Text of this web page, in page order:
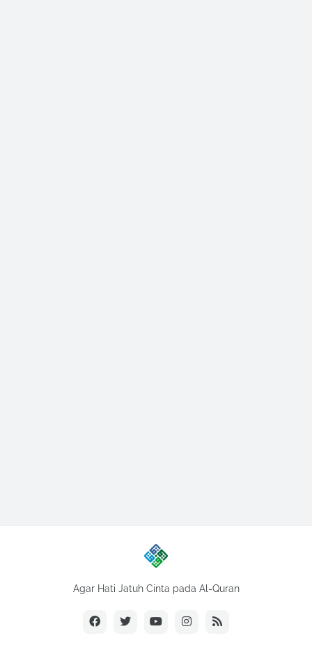
Agar Hati Jatuh Cinta pada Al-Quran